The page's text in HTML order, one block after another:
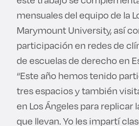
mensuales del equipo de la
Marymount University, así
participación en redes de
de escuelas de derecho en
“Este año hemos tenido
tres espacios y también
en Los Ángeles para replicar
que llevan. Yo les impartí